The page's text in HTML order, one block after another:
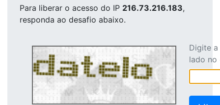
Para liberar o acesso do IP 216.73.216.183,
responda ao desafio abaixo.
Digite
lado no